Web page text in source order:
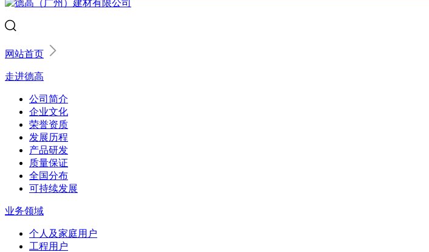
网站首页
走进德高
公司简介
企业文化
荣誉资质
发展历程
产品研发
质量保证
全国分布
可持续发展
业务领域
个人及家庭用户
工程用户